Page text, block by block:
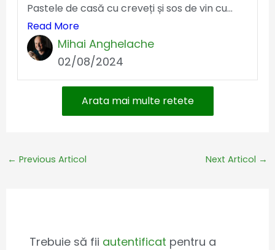
Pastele de casă cu creveți și sos de vin cu...
Read More
Mihai Anghelache
02/08/2024
Arata mai multe retete
← Previous Articol Next Articol →
Trebuie să fii autentificat pentru a